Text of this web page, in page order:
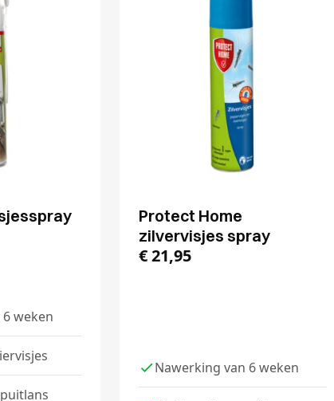
weken
Protect Home
zilvervisjes spray
€21,95
Nawerking van 6 weken